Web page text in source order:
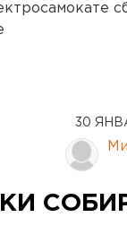
30